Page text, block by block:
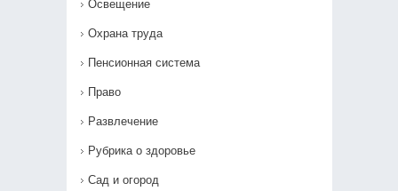
Освещение
Охрана труда
Пенсионная система
Право
Развлечение
Рубрика о здоровье
Сад и огород